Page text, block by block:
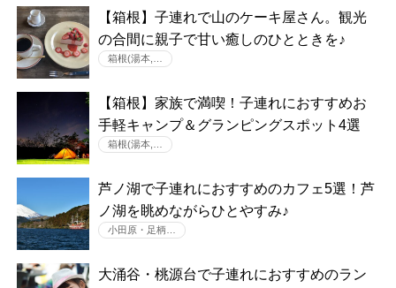
【箱根】子連れで山のケーキ屋さん。観光
の合間に親子で甘い癒しのひとときを♪
箱根(湯本,…
【箱根】家族で満喫！子連れにおすすめお
手軽キャンプ＆グランピングスポット4選
箱根(湯本,…
芦ノ湖で子連れにおすすめのカフェ5選！芦
ノ湖を眺めながらひとやすみ♪
小田原・足柄…
大涌谷・桃源台で子連れにおすすめのラン